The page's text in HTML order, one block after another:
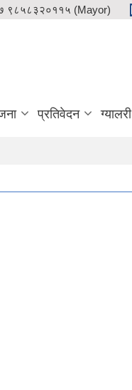
९८५८३२०११५ (Mayor)
प्रतिवेदन ग्यालरी